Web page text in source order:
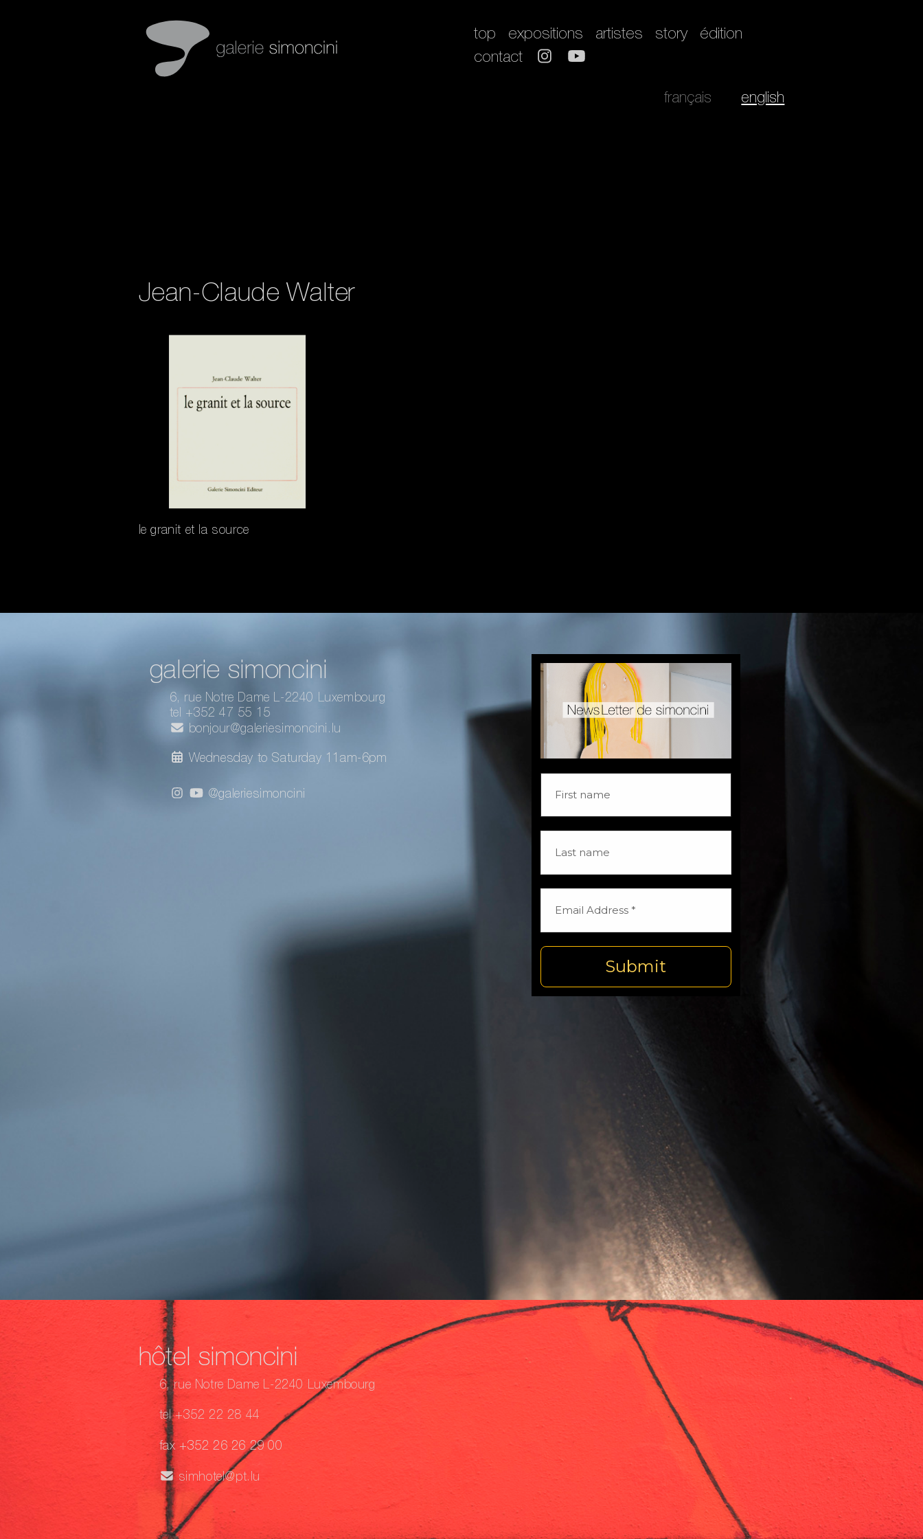
top expositions artistes story
édition
contact
français english
Jean-Claude Walter
le granit et la source
galerie simoncini
6, rue Notre Dame L-2240 Luxembourg
tel +352 47 55 15
bonjour@galeriesimoncini.lu
Wednesday to Saturday 11am-6pm
@galeriesimoncini
hôtel simoncini
6, rue Notre Dame L-2240 Luxembourg
tel +352 22 28 44
fax +352 26 26 29 00
simhotel@pt.lu